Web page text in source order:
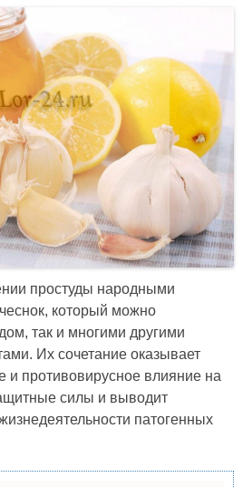
простуды народными
который можно
так и многими другими
Их сочетание оказывает
и противовирусное влияние на
силы и выводит
патогенных